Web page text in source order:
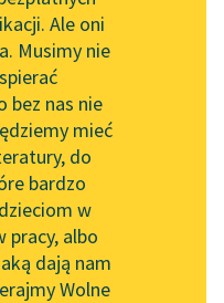
Leśmianator
Przewodnik dla piszących i
czytających
API
OAI-PMH
Widget Wolnych Lektur
Przypisy
Ale oni
Musimy nie
bez nas nie
mieć
do
bardzo
w
pracy, albo
dają nam
Wolne
jest jeszcze
może być
Nasz tron jest
król dziś nam
więcej